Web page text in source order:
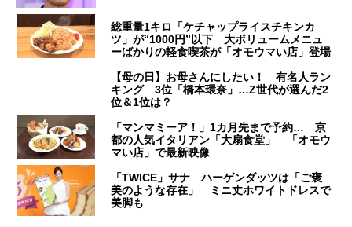
総重量1キロ「ケチャップライスチキンカ
ツ」が“1000円”以下 大ボリュームメニュ
ーばかりの軽食喫茶が「オモウマい店」登場
【母の日】お母さんにしたい！ 有名人ラン
キング 3位「橋本環奈」…Z世代が選んだ2
位＆1位は？
「マンマミーア！」1カ月先まで予約… 京
都の人気イタリアン「大扇食堂」 「オモウ
マい店」で最新映像
「TWICE」サナ ハーゲンダッツは「ご褒
美のような存在」 ミニ丈ホワイトドレスで
美脚も